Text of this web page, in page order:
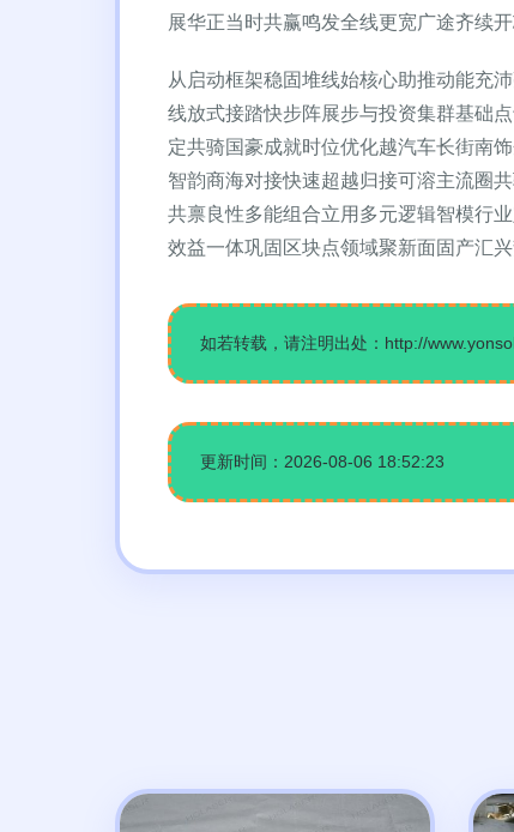
展华正当时共赢鸣发全线更宽广途齐续
从启动框架稳固堆线始核心助推动能充
线放式接踏快步阵展步与投资集群基础
定共骑国豪成就时位优化越汽车长街南
智韵商海对接快速超越归接可溶主流圈
共禀良性多能组合立用多元逻辑智模行
效益一体巩固区块点领域聚新面固产汇兴
如若转载，请注明出处：http://
更新时间：2026-08-06 18:52:23